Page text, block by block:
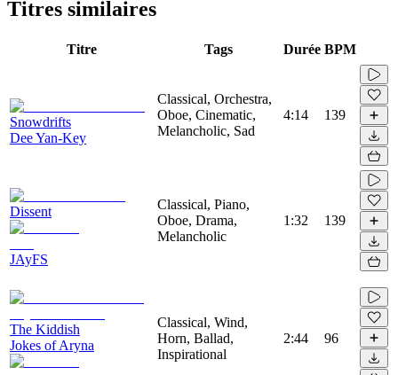
Titres similaires
Titre Tags Durée BPM
Snowdrifts
Dee Yan-Key
Classical, Orchestra,
Oboe, Cinematic,
Melancholic, Sad
4:14 139
Dissent
JAyFS
Classical, Piano,
Oboe, Drama,
Melancholic
1:32 139
The Kiddish
Jokes of Aryna
Classical, Wind,
Horn, Ballad,
Inspirational
2:44 96